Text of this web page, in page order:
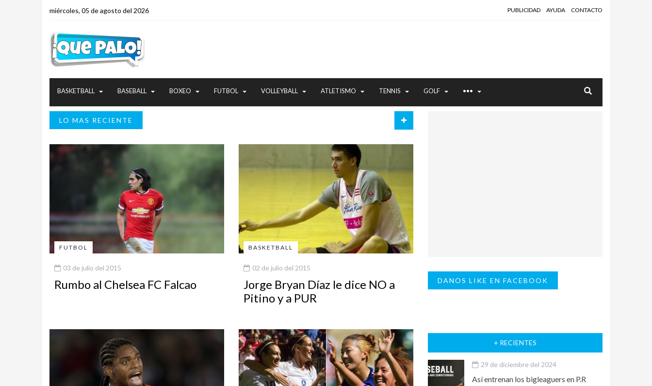
miércoles, 05 de agosto del 2026 PUBLICIDAD AYUDA CONTACTO
BASKETBALL BASEBALL BOXEO FUTBOL VOLLEYBALL ATLETISMO TENNIS GOLF •••
LO MAS RECIENTE
FUTBOL
03 de julio del 2015
Rumbo al Chelsea FC Falcao
BASKETBALL
02 de julio del 2015
Jorge Bryan Díaz le dice NO a
Pitino y a PUR
DANOS LIKE EN FACEBOOK
+ RECIENTES
29 de diciembre del 2024
Así entrenan los bigleaguers en P.R